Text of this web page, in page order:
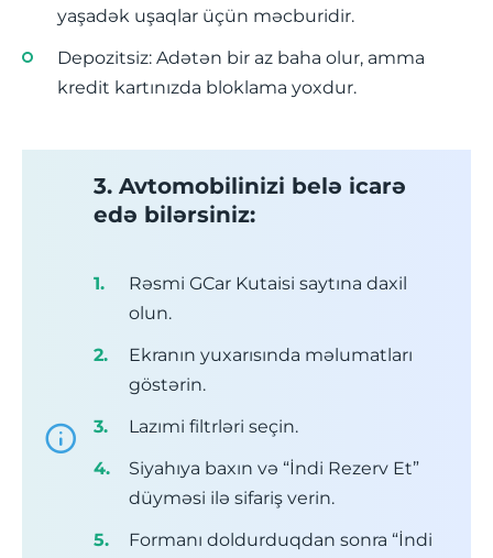
yaşadək uşaqlar üçün məcburidir.
Depozitsiz: Adətən bir az baha olur, amma
kredit kartınızda bloklama yoxdur.
3. Avtomobilinizi belə icarə
edə bilərsiniz:
Rəsmi GCar Kutaisi saytına daxil
olun.
Ekranın yuxarısında məlumatları
göstərin.
Lazımi filtrləri seçin.
Siyahıya baxın və “İndi Rezerv Et”
düyməsi ilə sifariş verin.
Formanı doldurduqdan sonra “İndi